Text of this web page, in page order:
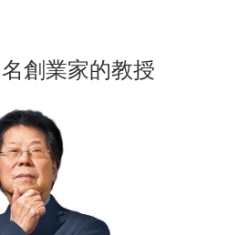
創業家的教授